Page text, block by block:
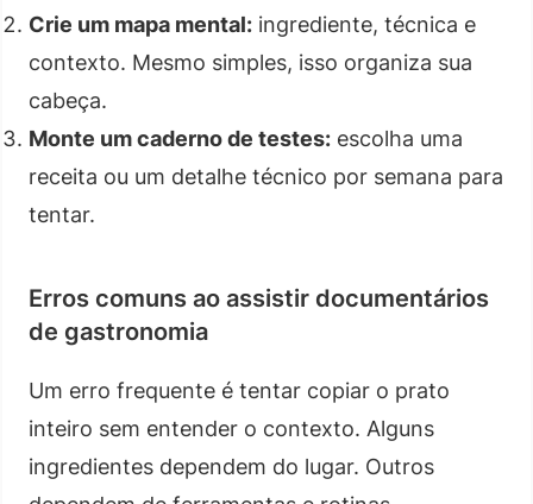
Crie um mapa mental: ingrediente, técnica e
contexto. Mesmo simples, isso organiza sua
cabeça.
Monte um caderno de testes: escolha uma
receita ou um detalhe técnico por semana para
tentar.
Erros comuns ao assistir documentários
de gastronomia
Um erro frequente é tentar copiar o prato
inteiro sem entender o contexto. Alguns
ingredientes dependem do lugar. Outros